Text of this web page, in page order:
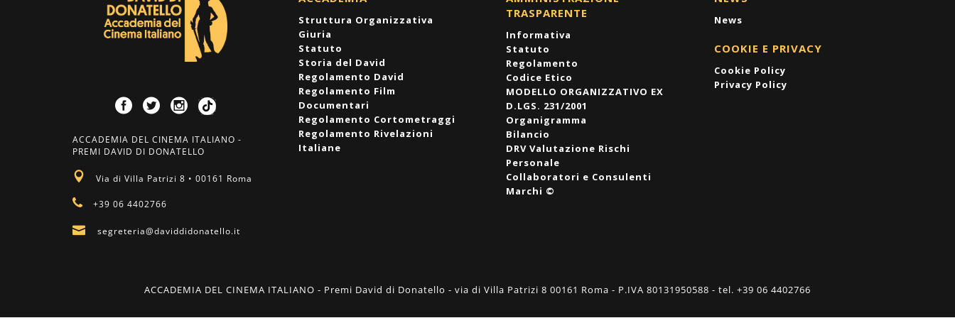
ACCADEMIA DEL CINEMA ITALIANO -
PREMI DAVID DI DONATELLO
Via di Villa Patrizi 8 • 00161 Roma
+39 06 4402766
segreteria@daviddidonatello.it
Struttura Organizzativa
Giuria
Statuto
Storia del David
Regolamento David
Regolamento Film
Documentari
Regolamento Cortometraggi
Regolamento Rivelazioni
Italiane
TRASPARENTE
Informativa
Statuto
Regolamento
Codice Etico
MODELLO ORGANIZZATIVO EX
D.LGS. 231/2001
Organigramma
Bilancio
DRV Valutazione Rischi
Personale
Collaboratori e Consulenti
Marchi ©
News
COOKIE E PRIVACY
Cookie Policy
Privacy Policy
ACCADEMIA DEL CINEMA ITALIANO - Premi David di Donatello - via di Villa Patrizi 8 00161 Roma - P.IVA 80131950588 - tel. +39 06 4402766